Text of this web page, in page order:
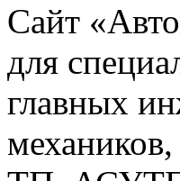
Сайт
для
главных